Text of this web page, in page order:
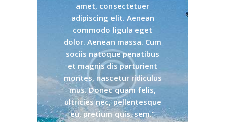
amet, consectetuer
adipiscing elit. Aenean
commodo ligula eget
dolor. Aenean massa. Cum
sociis natoque penatibus
et magnis dis parturient
montes, nascetur ridiculus
mus. Donec quam felis,
ultricies nec, pellentesque
eu, pretium quis, sem.”